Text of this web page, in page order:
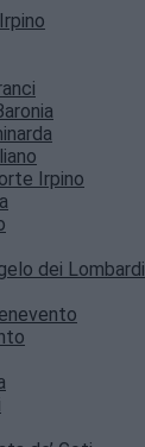
Irpino
dei Lombardi